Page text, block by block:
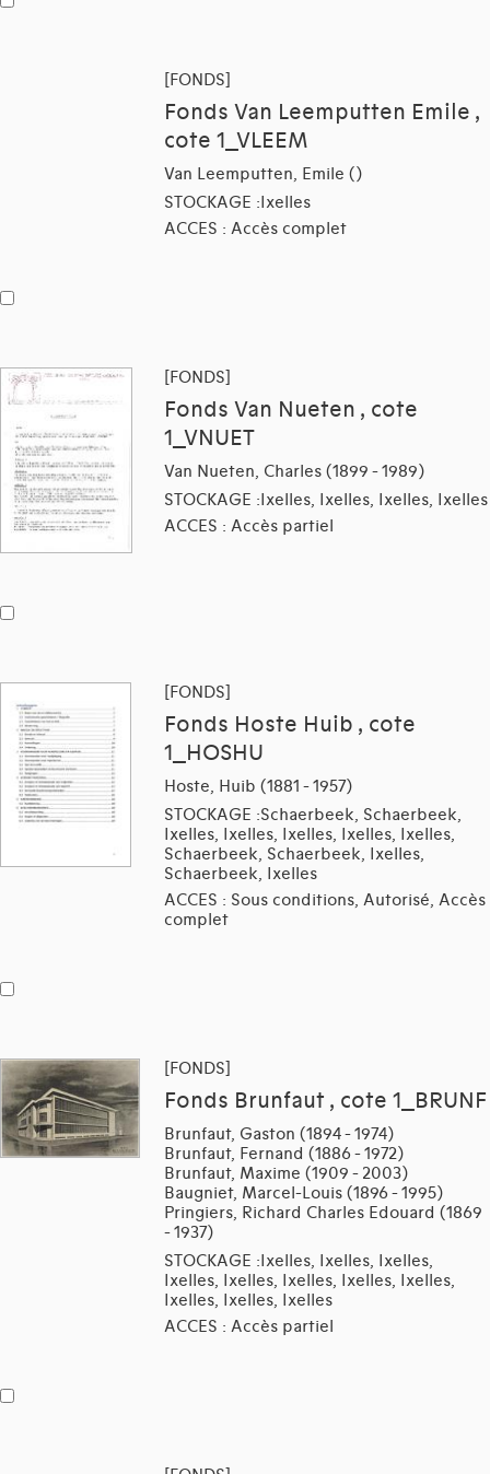
[FONDS]
Fonds Van Leemputten Emile ,
cote 1_VLEEM
Van Leemputten, Emile ()
STOCKAGE :Ixelles
ACCES : Accès complet
[FONDS]
Fonds Van Nueten , cote
1_VNUET
Van Nueten, Charles (1899 - 1989)
STOCKAGE :Ixelles, Ixelles, Ixelles, Ixelles
ACCES : Accès partiel
[FONDS]
Fonds Hoste Huib , cote
1_HOSHU
Hoste, Huib (1881 - 1957)
STOCKAGE :Schaerbeek, Schaerbeek,
Ixelles, Ixelles, Ixelles, Ixelles, Ixelles,
Schaerbeek, Schaerbeek, Ixelles,
Schaerbeek, Ixelles
ACCES : Sous conditions, Autorisé, Accès
complet
[FONDS]
Fonds Brunfaut , cote 1_BRUNF
Brunfaut, Gaston (1894 - 1974)
Brunfaut, Fernand (1886 - 1972)
Brunfaut, Maxime (1909 - 2003)
Baugniet, Marcel-Louis (1896 - 1995)
Pringiers, Richard Charles Edouard (1869
- 1937)
STOCKAGE :Ixelles, Ixelles, Ixelles,
Ixelles, Ixelles, Ixelles, Ixelles, Ixelles,
Ixelles, Ixelles, Ixelles
ACCES : Accès partiel